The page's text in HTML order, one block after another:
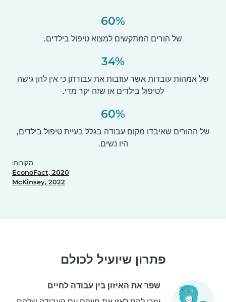
60%
של הורים המתקשים למצוא טיפול בילדים.
34%
של אמהות עובדות אשר עוזבות את עבודתן כי אין להן גישה
לטיפול בילדים או שזה יקר מדי.
60%
של ההורים שאיבדו מקום עבודה בגלל בעיית טיפול בילדים,
היו נשים.
מקורות:
EconoFact, 2020
McKinsey, 2022
פתרון שיועיל לכולם
שפר את האיזון בין עבודה לחיים